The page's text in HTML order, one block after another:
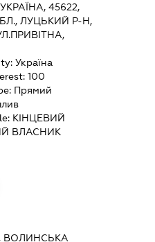
УКРАЇНА, 45622,
ЛУЦЬКИЙ Р-Н,
Україна
100
Прямий
КІНЦЕВИЙ
ВЛАСНИК
ВОЛИНСЬКА